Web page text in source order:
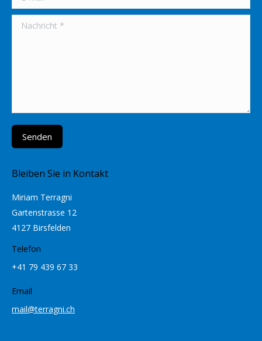
Nachricht *
Senden
Bleiben Sie in Kontakt
Miriam Terragni
Gartenstrasse 12
4127 Birsfelden
Telefon
+41 79 439 67 33
Email
mail@terragni.ch